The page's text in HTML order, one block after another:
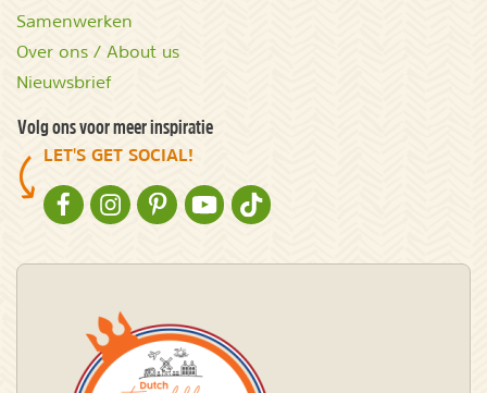
Samenwerken
Over ons / About us
Nieuwsbrief
Volg ons voor meer inspiratie
LET'S GET SOCIAL!
NATURESCANNER OP FACEBOOK
NATURESCANNER OP INSTAGRAM
NATURESCANNER OP PINTEREST
NATURESCANNER OP YOUTUBE
NATURESCANNER OP TIKTOK